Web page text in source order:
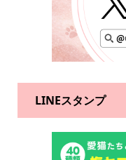
LINEスタンプ